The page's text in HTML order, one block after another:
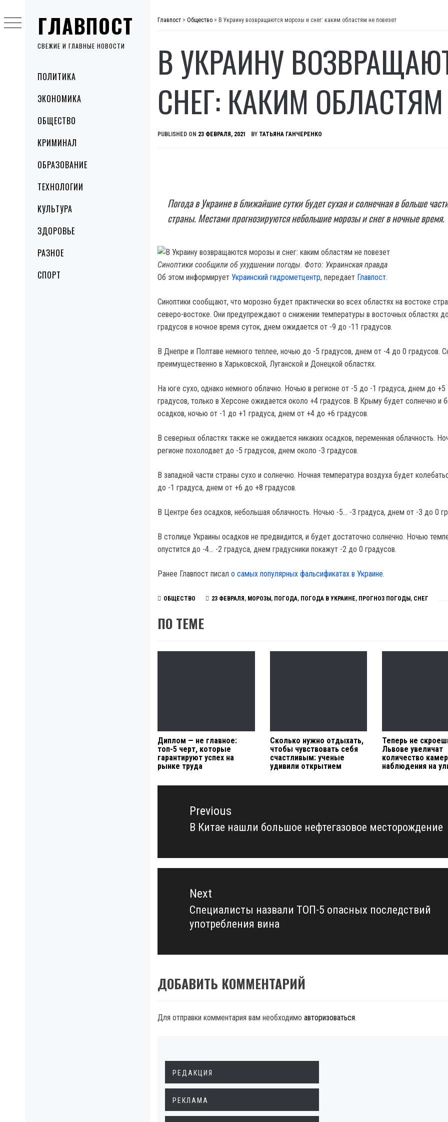
ГЛАВПОСТ
СВЕЖИЕ И ГЛАВНЫЕ НОВОСТИ
MenuПОЛИТИКА
ЭКОНОМИКА
ОБЩЕСТВО
КРИМИНАЛ
ОБРАЗОВАНИЕ
ТЕХНОЛОГИИ
КУЛЬТУРА
ЗДОРОВЬЕ
РАЗНОЕ
СПОРТ
to
content
Главпост > Общество > В Украину возвращаются морозы и снег: каким областям не повезет
В УКРАИНУ
СНЕГ: КАКИМ
PUBLISHED ON 23 ФЕВРАЛЯ, 2021 BY ТАТЬЯНА ГАНЧЕРЕНКО
Погода в Украине в ближайшие сутки будет сухая и солнечная в больше
страны. Местами прогнозируются небольшие морозы и снег в ночные время.
Синоптики сообщили об ухудшении погоды. Фото: Украинская правда
Об этом информирует Украинский гидрометцентр, передает Главпост.
Синоптики сообщают, что морозно будет практически во всех областях на востоке
северо-востоке. Они предупреждают о снижении температуры в восточных областях
градусов в ночное время суток, днем ожидается от -9 до -11 градусов.
В Днепре и Полтаве немного теплее, ночью до -5 градусов, днем от -4 до 0 градусов.
преимущественно в Харьковской, Луганской и Донецкой областях.
На юге сухо, однако немного облачно. Ночью в регионе от -5 до -1 градуса, днем до +5
градусов, только в Херсоне ожидается около +4 градусов. В Крыму будет солнечно и
осадков, ночью от -1 до +1 градуса, днем от +4 до +6 градусов.
В северных областях также не ожидается никаких осадков, переменная облачность.
регионе похолодает до -5 градусов, днем около -3 градусов.
В западной части страны сухо и солнечно. Ночная температура воздуха будет
до -1 градуса, днем от +6 до +8 градусов.
В Центре без осадков, небольшая облачность. Ночью -5… -3 градуса, днем от -3 до 0
В столице Украины осадков не предвидится, и будет достаточно солнечно. Ночью
опустится до -4… -2 градуса, днем градусники покажут -2 до 0 градусов.
Ранее Главпост писал о самых популярных фальсификатах в Украине.
ОБЩЕСТВО 23 ФЕВРАЛЯ , МОРОЗЫ , ПОГОДА, ПОГОДА В УКРАИНЕ, ПРОГНОЗ ПОГОДЫ , СНЕГ
ПО ТЕМЕ
Диплом — не главное:
топ-5 черт, которые
гарантируют успех на
рынке труда
Сколько нужно отдыхать,
чтобы чувствовать себя
счастливым: ученые
удивили открытием
Теперь не
Львове увеличат
количество камер
наблюдения на
Навигация
записямPrevious
Previous
В Китае нашли большое нефтегазовое месторождение
Next
Next
post:
Специалисты назвали ТОП-5 опасных последствий
употребления вина
ДОБАВИТЬ КОММЕНТАРИЙ
Для отправки комментария вам необходимо авторизоваться.
РЕДАКЦИЯ
РЕКЛАМА